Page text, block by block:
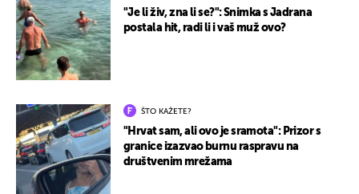
"Je li živ, zna li se?": Snimka s Jadrana
postala hit, radi li i vaš muž ovo?
ŠTO KAŽETE?
"Hrvat sam, ali ovo je sramota": Prizor s
granice izazvao burnu raspravu na
društvenim mrežama